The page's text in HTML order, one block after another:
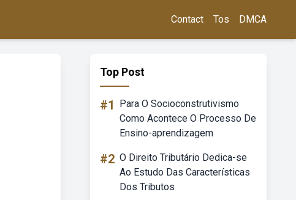
Contact Tos DMCA
Top Post
#1
Para O Socioconstrutivismo
Como Acontece O Processo De
Ensino-aprendizagem
#2 O Direito Tributário Dedica-se
Ao Estudo Das Características
Dos Tributos